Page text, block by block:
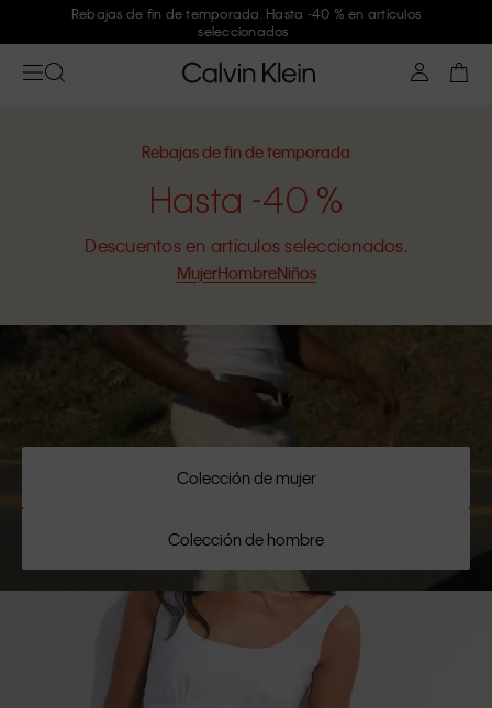
Únete a Calvin Klein y consigue un -10 %
Rebajas de fin de temporada
Hasta -40 %
Descuentos en artículos seleccionados.
MujerHombreNiños
Colección de mujer
Colección de hombre